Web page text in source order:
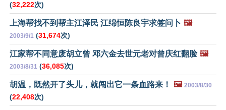
(32,222次)
上海帮找不到帮主江泽民 江绵恒陈良宇求签问卜 🖼️
2003/9/1 (31,674次)
江家帮不同意废胡立曾 邓六金去世元老对曾庆红翻脸 🖼️
2003/8/31 (36,085次)
胡温，既然开了头儿，就闯出它一条血路来！ 🖼️ 2003/8/30
(22,408次)